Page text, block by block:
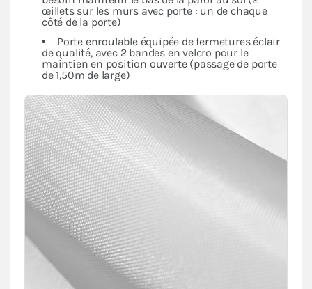
œillets sur les murs avec porte : un de chaque
côté de la porte)
Porte enroulable équipée de fermetures éclair
de qualité, avec 2 bandes en velcro pour le
maintien en position ouverte (passage de porte
de 1,50m de large)